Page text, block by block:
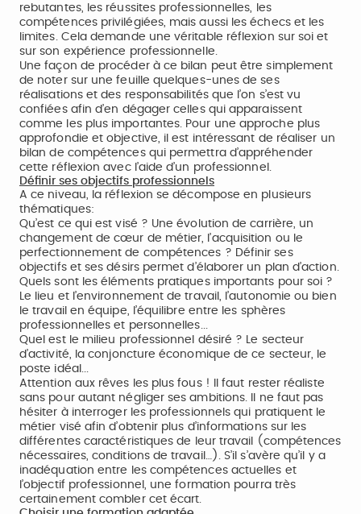
rebutantes, les réussites professionnelles, les
compétences privilégiées, mais aussi les échecs et les
limites. Cela demande une véritable réflexion sur soi et
sur son expérience professionnelle.
Une façon de procéder à ce bilan peut être simplement
de noter sur une feuille quelques-unes de ses
réalisations et des responsabilités que l’on s’est vu
confiées afin d’en dégager celles qui apparaissent
comme les plus importantes. Pour une approche plus
approfondie et objective, il est intéressant de réaliser un
bilan de compétences qui permettra d’appréhender
cette réflexion avec l’aide d’un professionnel.
Définir ses objectifs professionnels
A ce niveau, la réflexion se décompose en plusieurs
thématiques:
Qu’est ce qui est visé ? Une évolution de carrière, un
changement de cœur de métier, l’acquisition ou le
perfectionnement de compétences ? Définir ses
objectifs et ses désirs permet d’élaborer un plan d’action.
Quels sont les éléments pratiques importants pour soi ?
Le lieu et l’environnement de travail, l’autonomie ou bien
le travail en équipe, l’équilibre entre les sphères
professionnelles et personnelles...
Quel est le milieu professionnel désiré ? Le secteur
d’activité, la conjoncture économique de ce secteur, le
poste idéal...
Attention aux rêves les plus fous ! Il faut rester réaliste
sans pour autant négliger ses ambitions. Il ne faut pas
hésiter à interroger les professionnels qui pratiquent le
métier visé afin d’obtenir plus d’informations sur les
différentes caractéristiques de leur travail (compétences
nécessaires, conditions de travail…). S’il s’avère qu’il y a
inadéquation entre les compétences actuelles et
l’objectif professionnel, une formation pourra très
certainement combler cet écart.